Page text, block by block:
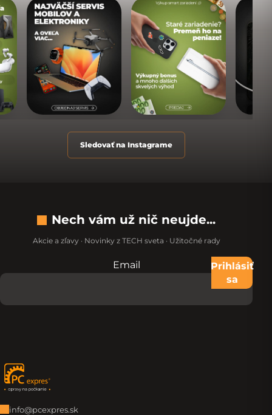
Sledovať na Instagrame
Nech vám už nič neujde...
Akcie a zľavy · Novinky z TECH sveta · Užitočné rady
Nevypĺňajte toto pole:
Email
Prihlásiť
sa
Zápätie
info@pcexpres.sk